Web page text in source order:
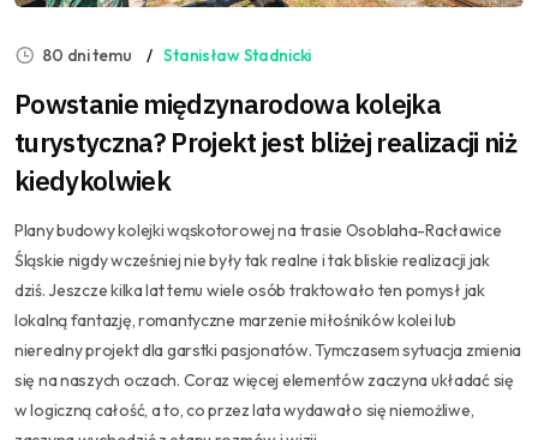
80 dni temu Stanisław Stadnicki
Powstanie międzynarodowa kolejka
turystyczna? Projekt jest bliżej realizacji niż
kiedykolwiek
Plany budowy kolejki wąskotorowej na trasie Osoblaha-Racławice
Śląskie nigdy wcześniej nie były tak realne i tak bliskie realizacji jak
dziś. Jeszcze kilka lat temu wiele osób traktowało ten pomysł jak
lokalną fantazję, romantyczne marzenie miłośników kolei lub
nierealny projekt dla garstki pasjonatów. Tymczasem sytuacja zmienia
się na naszych oczach. Coraz więcej elementów zaczyna układać się
w logiczną całość, a to, co przez lata wydawało się niemożliwe,